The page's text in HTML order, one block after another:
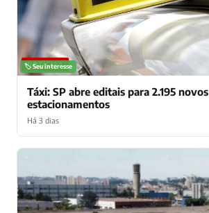
NOTÍCIAS
🏷️ Seu interesse
Táxi: SP abre editais para 2.195 novos
estacionamentos
Há 3 dias